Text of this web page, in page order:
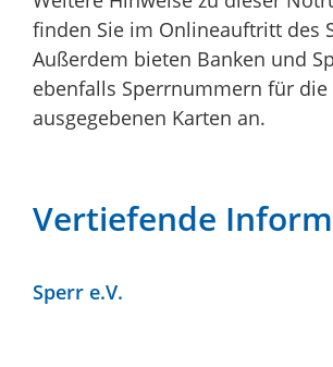
finden Sie im Onlineauftritt des
Außerdem bieten Banken und
ebenfalls Sperrnummern für
ausgegebenen Karten an.
Vertiefende
Sperr e.V.